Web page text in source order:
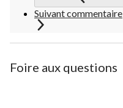
Suivant commentaire
Foire aux questions